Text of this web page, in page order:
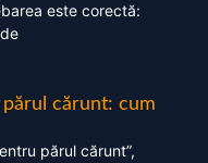
este corectă:
cărunt: cum
părul cărunt”,